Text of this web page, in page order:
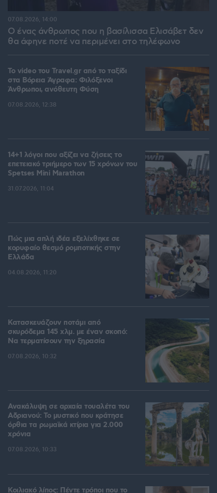
Ο ένας άνθρωπος που η βασίλισσα Ελισάβετ δεν
θα άφηνε ποτέ να περιμένει στο τηλέφωνο
07.08.2026, 14:00
To video του Travel.gr από το ταξίδι
στα Βόρεια Άγραφα: Φιλόξενοι
Άνθρωποι, ανόθευτη Φύση
07.08.2026, 12:38
14+1 λόγοι που αξίζει να ζήσεις το
επετειακό τριήμερο των 15 χρόνων του
Spetses Mini Marathon
31.07.2026, 11:04
Πώς μια απλή ιδέα εξελίχθηκε σε
κορυφαίο θεσμό ρομποτικής στην
Ελλάδα
04.08.2026, 11:20
Κατασκευάζουν ποτάμι από
σκυρόδεμα 145 χλμ. με έναν σκοπό:
Να τερματίσουν την ξηρασία
07.08.2026, 10:32
Ανακάλυψη σε αρχαία τουαλέτα του
Αδριανού: Το μυστικό που κράτησε
όρθια τα ρωμαϊκά κτίρια για 2.000
χρόνια
07.08.2026, 10:33
Κοιλιακό λίπος: Πέντε τρόποι που το